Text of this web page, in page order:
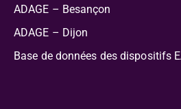
ADAGE – Besançon
ADAGE – Dijon
Base de données des dispositifs